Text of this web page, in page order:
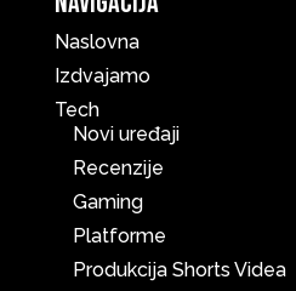
Naslovna
Izdvajamo
Tech
Novi uređaji
Recenzije
Gaming
Platforme
Produkcija Shorts Videa